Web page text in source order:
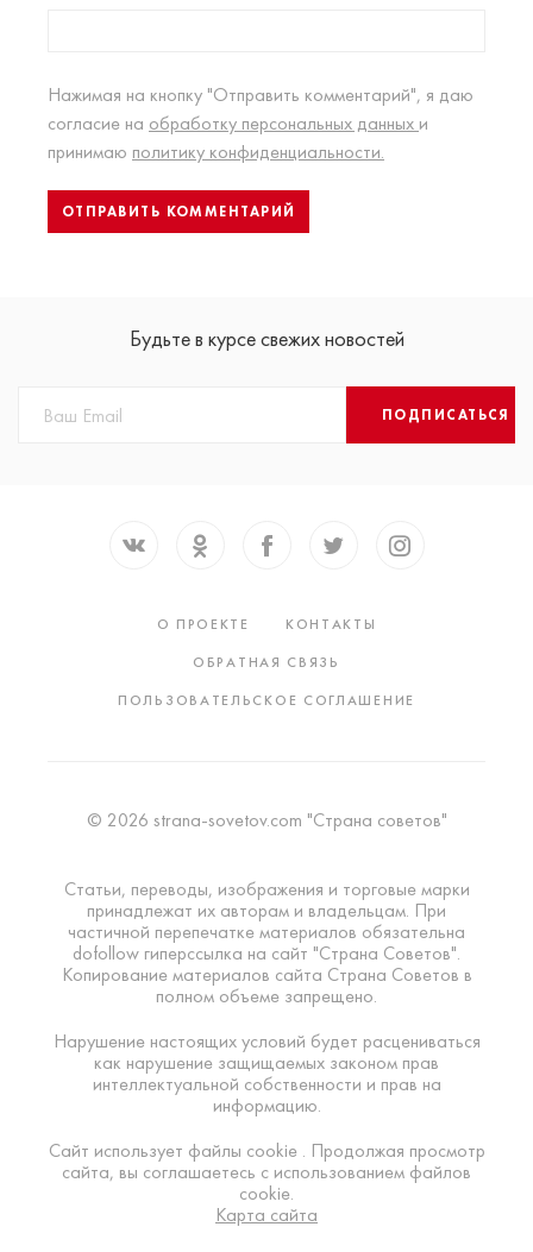
Нажимая на кнопку "Отправить комментарий", я даю
согласие на обработку персональных данных и
принимаю политику конфиденциальности.
Будьте в курсе свежих новостей
ПОДПИСАТЬСЯ
О ПРОЕКТЕ
КОНТАКТЫ
ОБРАТНАЯ СВЯЗЬ
ПОЛЬЗОВАТЕЛЬСКОЕ СОГЛАШЕНИЕ
© 2026 strana-sovetov.com "Страна советов"
Статьи, переводы, изображения и торговые марки
принадлежат их авторам и владельцам. При
частичной перепечатке материалов обязательна
dofollow гиперссылка на сайт "Страна Советов".
Копирование материалов сайта Страна Советов в
полном объеме запрещено.
Нарушение настоящих условий будет расцениваться
как нарушение защищаемых законом прав
интеллектуальной собственности и прав на
информацию.
Сайт использует файлы cookie . Продолжая просмотр
сайта, вы соглашаетесь с использованием файлов
cookie.
Карта сайта